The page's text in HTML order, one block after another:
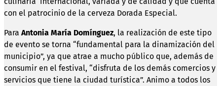
con el patrocinio de la cerveza Dorada Especial.
Para Antonia María Domínguez, la realización de este tipo
de evento se torna “fundamental para la dinamización del
municipio”, ya que atrae a mucho público que, además de
consumir en el festival, “disfruta de los demás comercios y
servicios que tiene la ciudad turística”. Animo a todos los